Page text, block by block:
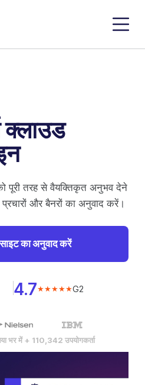
क्लाउड
पूरी तरह से वैयक्तिकृत अनुभव देने
और बैनरों का अनुवाद करें।
का अनुवाद करें
4.7★★★★★G2
भर में + 110,342 उपयोगकर्ता